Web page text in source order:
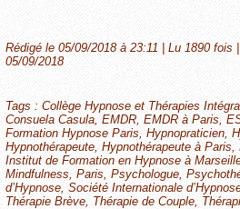
Rédigé le 05/09/2018 à 23:11 | Lu 1890 fois |
05/09/2018
Tags : Collège Hypnose et Thérapies
Consuela Casula, EMDR, EMDR à Paris,
Formation Hypnose Paris, Hypnopraticien,
Hypnothérapeute, Hypnothérapeute à Paris,
Institut de Formation en Hypnose à
Mindfulness, Paris, Psychologue,
d’Hypnose, Société Internationale
Thérapie Brève, Thérapie de Couple,